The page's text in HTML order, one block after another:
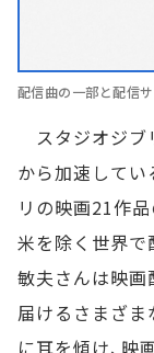
配信曲の一部と配信
スタジオジブ
から加速して
リの映画21作
米を除く世界で
敏夫さんは映画
届けるさまざま
に耳を傾け、映